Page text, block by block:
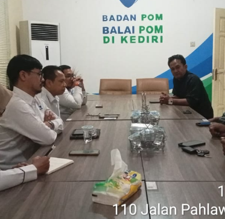
Tanpa Izin Penutupan Jalan, Tak Ada
sebagai Pemenang Tender Dipertanyakan
1 Minggu Ago